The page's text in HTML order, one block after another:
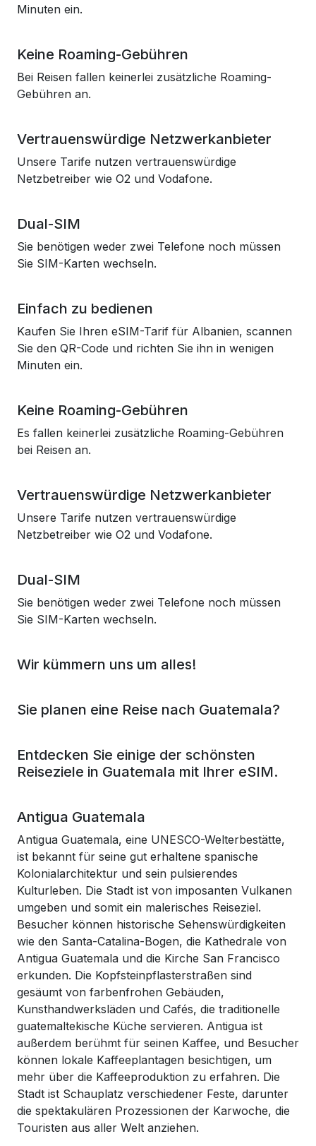
Minuten ein.
Keine Roaming-Gebühren
Bei Reisen fallen keinerlei zusätzliche Roaming-
Gebühren an.
Vertrauenswürdige Netzwerkanbieter
Unsere Tarife nutzen vertrauenswürdige
Netzbetreiber wie O2 und Vodafone.
Dual-SIM
Sie benötigen weder zwei Telefone noch müssen
Sie SIM-Karten wechseln.
Einfach zu bedienen
Kaufen Sie Ihren eSIM-Tarif für Albanien, scannen
Sie den QR-Code und richten Sie ihn in wenigen
Minuten ein.
Keine Roaming-Gebühren
Es fallen keinerlei zusätzliche Roaming-Gebühren
bei Reisen an.
Vertrauenswürdige Netzwerkanbieter
Unsere Tarife nutzen vertrauenswürdige
Netzbetreiber wie O2 und Vodafone.
Dual-SIM
Sie benötigen weder zwei Telefone noch müssen
Sie SIM-Karten wechseln.
Wir kümmern uns um alles!
Sie planen eine Reise nach Guatemala?
Entdecken Sie einige der schönsten
Reiseziele in Guatemala mit Ihrer eSIM.
Antigua Guatemala
Antigua Guatemala, eine UNESCO-Welterbestätte,
ist bekannt für seine gut erhaltene spanische
Kolonialarchitektur und sein pulsierendes
Kulturleben. Die Stadt ist von imposanten Vulkanen
umgeben und somit ein malerisches Reiseziel.
Besucher können historische Sehenswürdigkeiten
wie den Santa-Catalina-Bogen, die Kathedrale von
Antigua Guatemala und die Kirche San Francisco
erkunden. Die Kopfsteinpflasterstraßen sind
gesäumt von farbenfrohen Gebäuden,
Kunsthandwerksläden und Cafés, die traditionelle
guatemaltekische Küche servieren. Antigua ist
außerdem berühmt für seinen Kaffee, und Besucher
können lokale Kaffeeplantagen besichtigen, um
mehr über die Kaffeeproduktion zu erfahren. Die
Stadt ist Schauplatz verschiedener Feste, darunter
die spektakulären Prozessionen der Karwoche, die
Touristen aus aller Welt anziehen.